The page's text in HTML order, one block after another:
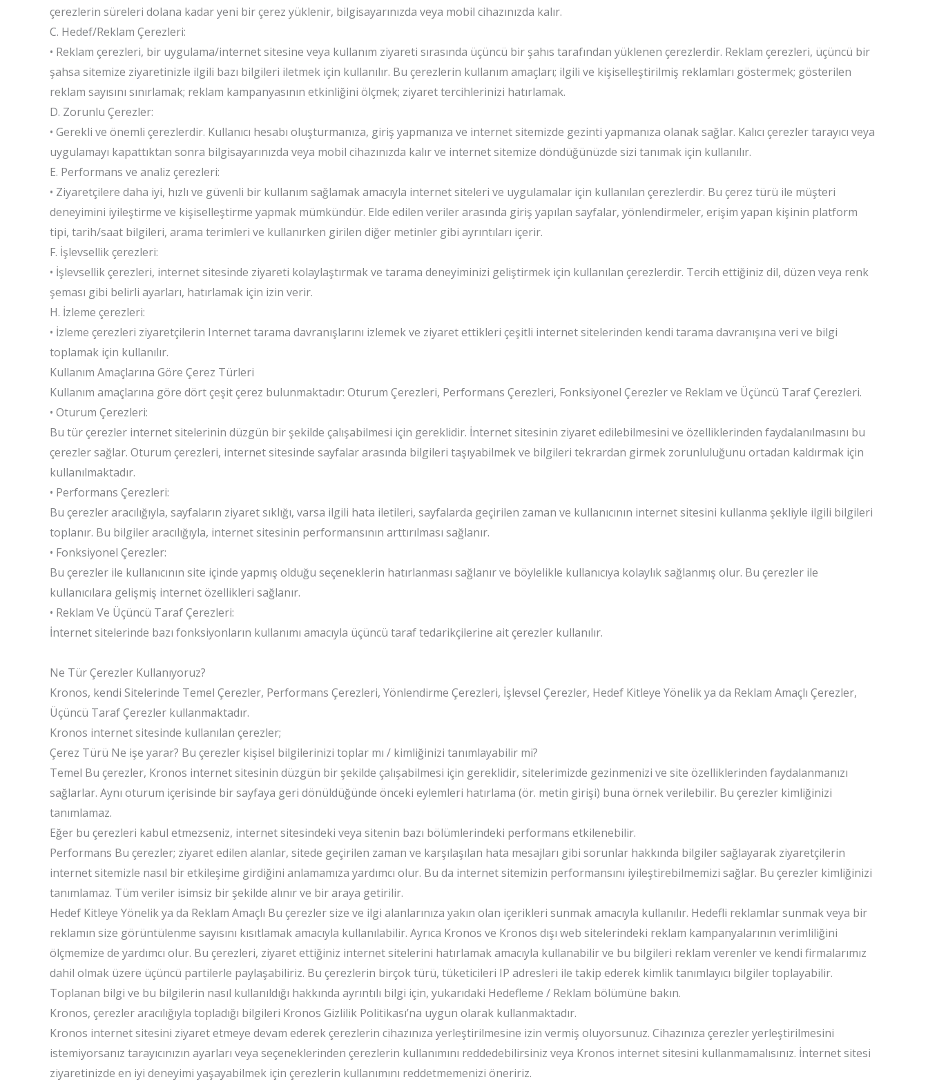
çerezlerin süreleri dolana kadar yeni bir çerez yüklenir, bilgisayarınızda veya mobil cihazınızda kalır.
C. Hedef/Reklam Çerezleri:
• Reklam çerezleri, bir uygulama/internet sitesine veya kullanım ziyareti sırasında üçüncü bir şahıs tarafından yüklenen çerezlerdir. Reklam çerezleri, üçüncü bir
şahsa sitemize ziyaretinizle ilgili bazı bilgileri iletmek için kullanılır. Bu çerezlerin kullanım amaçları; ilgili ve kişiselleştirilmiş reklamları göstermek; gösterilen
reklam sayısını sınırlamak; reklam kampanyasının etkinliğini ölçmek; ziyaret tercihlerinizi hatırlamak.
D. Zorunlu Çerezler:
• Gerekli ve önemli çerezlerdir. Kullanıcı hesabı oluşturmanıza, giriş yapmanıza ve internet sitemizde gezinti yapmanıza olanak sağlar. Kalıcı çerezler tarayıcı veya
uygulamayı kapattıktan sonra bilgisayarınızda veya mobil cihazınızda kalır ve internet sitemize döndüğünüzde sizi tanımak için kullanılır.
E. Performans ve analiz çerezleri:
• Ziyaretçilere daha iyi, hızlı ve güvenli bir kullanım sağlamak amacıyla internet siteleri ve uygulamalar için kullanılan çerezlerdir. Bu çerez türü ile müşteri
deneyimini iyileştirme ve kişiselleştirme yapmak mümkündür. Elde edilen veriler arasında giriş yapılan sayfalar, yönlendirmeler, erişim yapan kişinin platform
tipi, tarih/saat bilgileri, arama terimleri ve kullanırken girilen diğer metinler gibi ayrıntıları içerir.
F. İşlevsellik çerezleri:
• İşlevsellik çerezleri, internet sitesinde ziyareti kolaylaştırmak ve tarama deneyiminizi geliştirmek için kullanılan çerezlerdir. Tercih ettiğiniz dil, düzen veya renk
şeması gibi belirli ayarları, hatırlamak için izin verir.
H. İzleme çerezleri:
• İzleme çerezleri ziyaretçilerin Internet tarama davranışlarını izlemek ve ziyaret ettikleri çeşitli internet sitelerinden kendi tarama davranışına veri ve bilgi
toplamak için kullanılır.
Kullanım Amaçlarına Göre Çerez Türleri
Kullanım amaçlarına göre dört çeşit çerez bulunmaktadır: Oturum Çerezleri, Performans Çerezleri, Fonksiyonel Çerezler ve Reklam ve Üçüncü Taraf Çerezleri.
• Oturum Çerezleri:
Bu tür çerezler internet sitelerinin düzgün bir şekilde çalışabilmesi için gereklidir. İnternet sitesinin ziyaret edilebilmesini ve özelliklerinden faydalanılmasını bu
çerezler sağlar. Oturum çerezleri, internet sitesinde sayfalar arasında bilgileri taşıyabilmek ve bilgileri tekrardan girmek zorunluluğunu ortadan kaldırmak için
kullanılmaktadır.
• Performans Çerezleri:
Bu çerezler aracılığıyla, sayfaların ziyaret sıklığı, varsa ilgili hata iletileri, sayfalarda geçirilen zaman ve kullanıcının internet sitesini kullanma şekliyle ilgili bilgileri
toplanır. Bu bilgiler aracılığıyla, internet sitesinin performansının arttırılması sağlanır.
• Fonksiyonel Çerezler:
Bu çerezler ile kullanıcının site içinde yapmış olduğu seçeneklerin hatırlanması sağlanır ve böylelikle kullanıcıya kolaylık sağlanmış olur. Bu çerezler ile
kullanıcılara gelişmiş internet özellikleri sağlanır.
• Reklam Ve Üçüncü Taraf Çerezleri:
İnternet sitelerinde bazı fonksiyonların kullanımı amacıyla üçüncü taraf tedarikçilerine ait çerezler kullanılır.
Ne Tür Çerezler Kullanıyoruz?
Kronos, kendi Sitelerinde Temel Çerezler, Performans Çerezleri, Yönlendirme Çerezleri, İşlevsel Çerezler, Hedef Kitleye Yönelik ya da Reklam Amaçlı Çerezler,
Üçüncü Taraf Çerezler kullanmaktadır.
Kronos internet sitesinde kullanılan çerezler;
Çerez Türü Ne işe yarar? Bu çerezler kişisel bilgilerinizi toplar mı / kimliğinizi tanımlayabilir mi?
Temel Bu çerezler, Kronos internet sitesinin düzgün bir şekilde çalışabilmesi için gereklidir, sitelerimizde gezinmenizi ve site özelliklerinden faydalanmanızı
sağlarlar. Aynı oturum içerisinde bir sayfaya geri dönüldüğünde önceki eylemleri hatırlama (ör. metin girişi) buna örnek verilebilir. Bu çerezler kimliğinizi
tanımlamaz.
Eğer bu çerezleri kabul etmezseniz, internet sitesindeki veya sitenin bazı bölümlerindeki performans etkilenebilir.
Performans Bu çerezler; ziyaret edilen alanlar, sitede geçirilen zaman ve karşılaşılan hata mesajları gibi sorunlar hakkında bilgiler sağlayarak ziyaretçilerin
internet sitemizle nasıl bir etkileşime girdiğini anlamamıza yardımcı olur. Bu da internet sitemizin performansını iyileştirebilmemizi sağlar. Bu çerezler kimliğinizi
tanımlamaz. Tüm veriler isimsiz bir şekilde alınır ve bir araya getirilir.
Hedef Kitleye Yönelik ya da Reklam Amaçlı Bu çerezler size ve ilgi alanlarınıza yakın olan içerikleri sunmak amacıyla kullanılır. Hedefli reklamlar sunmak veya bir
reklamın size görüntülenme sayısını kısıtlamak amacıyla kullanılabilir. Ayrıca Kronos ve Kronos dışı web sitelerindeki reklam kampanyalarının verimliliğini
ölçmemize de yardımcı olur. Bu çerezleri, ziyaret ettiğiniz internet sitelerini hatırlamak amacıyla kullanabilir ve bu bilgileri reklam verenler ve kendi firmalarımız
dahil olmak üzere üçüncü partilerle paylaşabiliriz. Bu çerezlerin birçok türü, tüketicileri IP adresleri ile takip ederek kimlik tanımlayıcı bilgiler toplayabilir.
Toplanan bilgi ve bu bilgilerin nasıl kullanıldığı hakkında ayrıntılı bilgi için, yukarıdaki Hedefleme / Reklam bölümüne bakın.
Kronos, çerezler aracılığıyla topladığı bilgileri Kronos Gizlilik Politikası’na uygun olarak kullanmaktadır.
Kronos internet sitesini ziyaret etmeye devam ederek çerezlerin cihazınıza yerleştirilmesine izin vermiş oluyorsunuz. Cihazınıza çerezler yerleştirilmesini
istemiyorsanız tarayıcınızın ayarları veya seçeneklerinden çerezlerin kullanımını reddedebilirsiniz veya Kronos internet sitesini kullanmamalısınız. İnternet sitesi
ziyaretinizde en iyi deneyimi yaşayabilmek için çerezlerin kullanımını reddetmemenizi öneririz.